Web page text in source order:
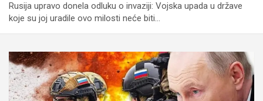
Rusija upravo donela odluku o invaziji: Vojska upada u države
koje su joj uradile ovo milosti neće biti…